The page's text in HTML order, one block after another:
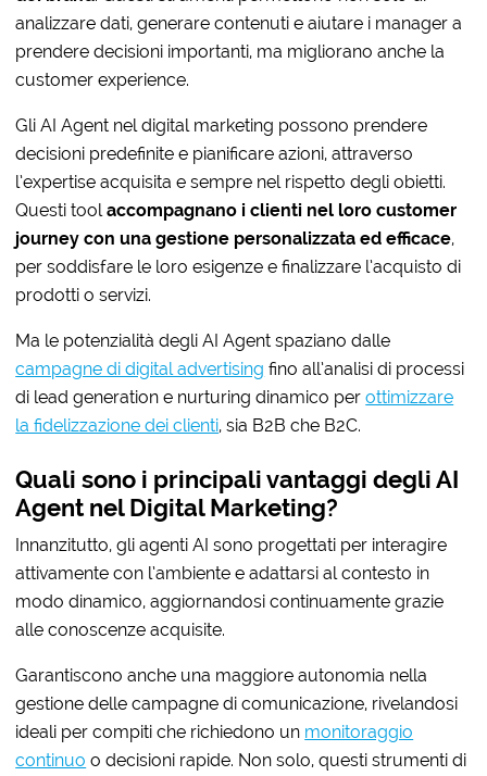
analizzare dati, generare contenuti e aiutare i manager a
prendere decisioni importanti, ma migliorano anche la
customer experience.
Gli AI Agent nel digital marketing possono prendere
decisioni predefinite e pianificare azioni, attraverso
l’expertise acquisita e sempre nel rispetto degli obietti.
Questi toolaccompagnano i clienti nel loro customer
journey con una gestione personalizzata ed efficace,
per soddisfare le loro esigenze e finalizzare l’acquisto di
prodotti o servizi.
Ma le potenzialità degli AI Agent spaziano dalle
campagne di digital advertising fino all’analisi di processi
di lead generation e nurturing dinamico perottimizzare
la fidelizzazione dei clienti, sia B2B che B2C.
Quali sono i principali vantaggi degli AI
Agent nel Digital Marketing?
Innanzitutto, gli agenti AI sono progettati per interagire
attivamente con l’ambiente e adattarsi al contesto in
modo dinamico, aggiornandosi continuamente grazie
alle conoscenze acquisite.
Garantiscono anche una maggiore autonomia nella
gestione delle campagne di comunicazione, rivelandosi
ideali per compiti che richiedono un monitoraggio
continuo o decisioni rapide. Non solo, questi strumenti di